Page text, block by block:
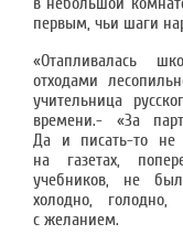
первым, чьи шаги
«Отапливалась
отходами
учительница
времени.- «За
Да и писать-то не
на газетах,
учебников, не
холодно,
с желанием.